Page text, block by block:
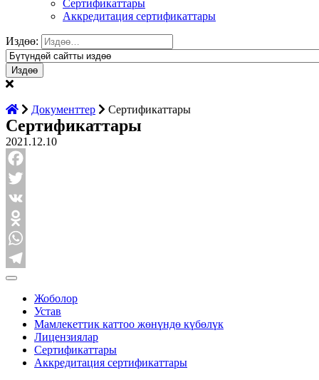
Сертификаттары
Аккредитация сертификаттары
Издөө:
Документтер Сертификаттары
Сертификаттары
2021.12.10
Facebook
Twitter
VK
Odnoklassniki
WhatsApp
Telegram
Жоболор
Устав
Мамлекеттик каттоо жөнүндө күбөлүк
Лицензиялар
Сертификаттары
Аккредитация сертификаттары